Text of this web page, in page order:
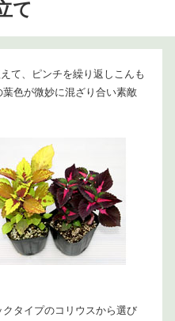
て
て、ピンチを繰り返しこんも
色が微妙に混ざり合い素敵
タイプのコリウスから選び